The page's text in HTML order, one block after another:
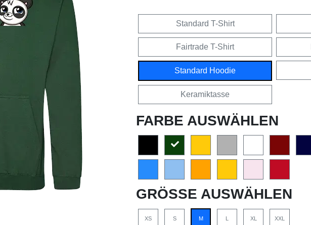
Standard T-Shirt
Fairtrade T-Shirt
Standard Hoodie
Keramiktasse
FARBE AUSWÄHLEN
GRÖSSE AUSWÄHLEN
XS S M L XL XXL